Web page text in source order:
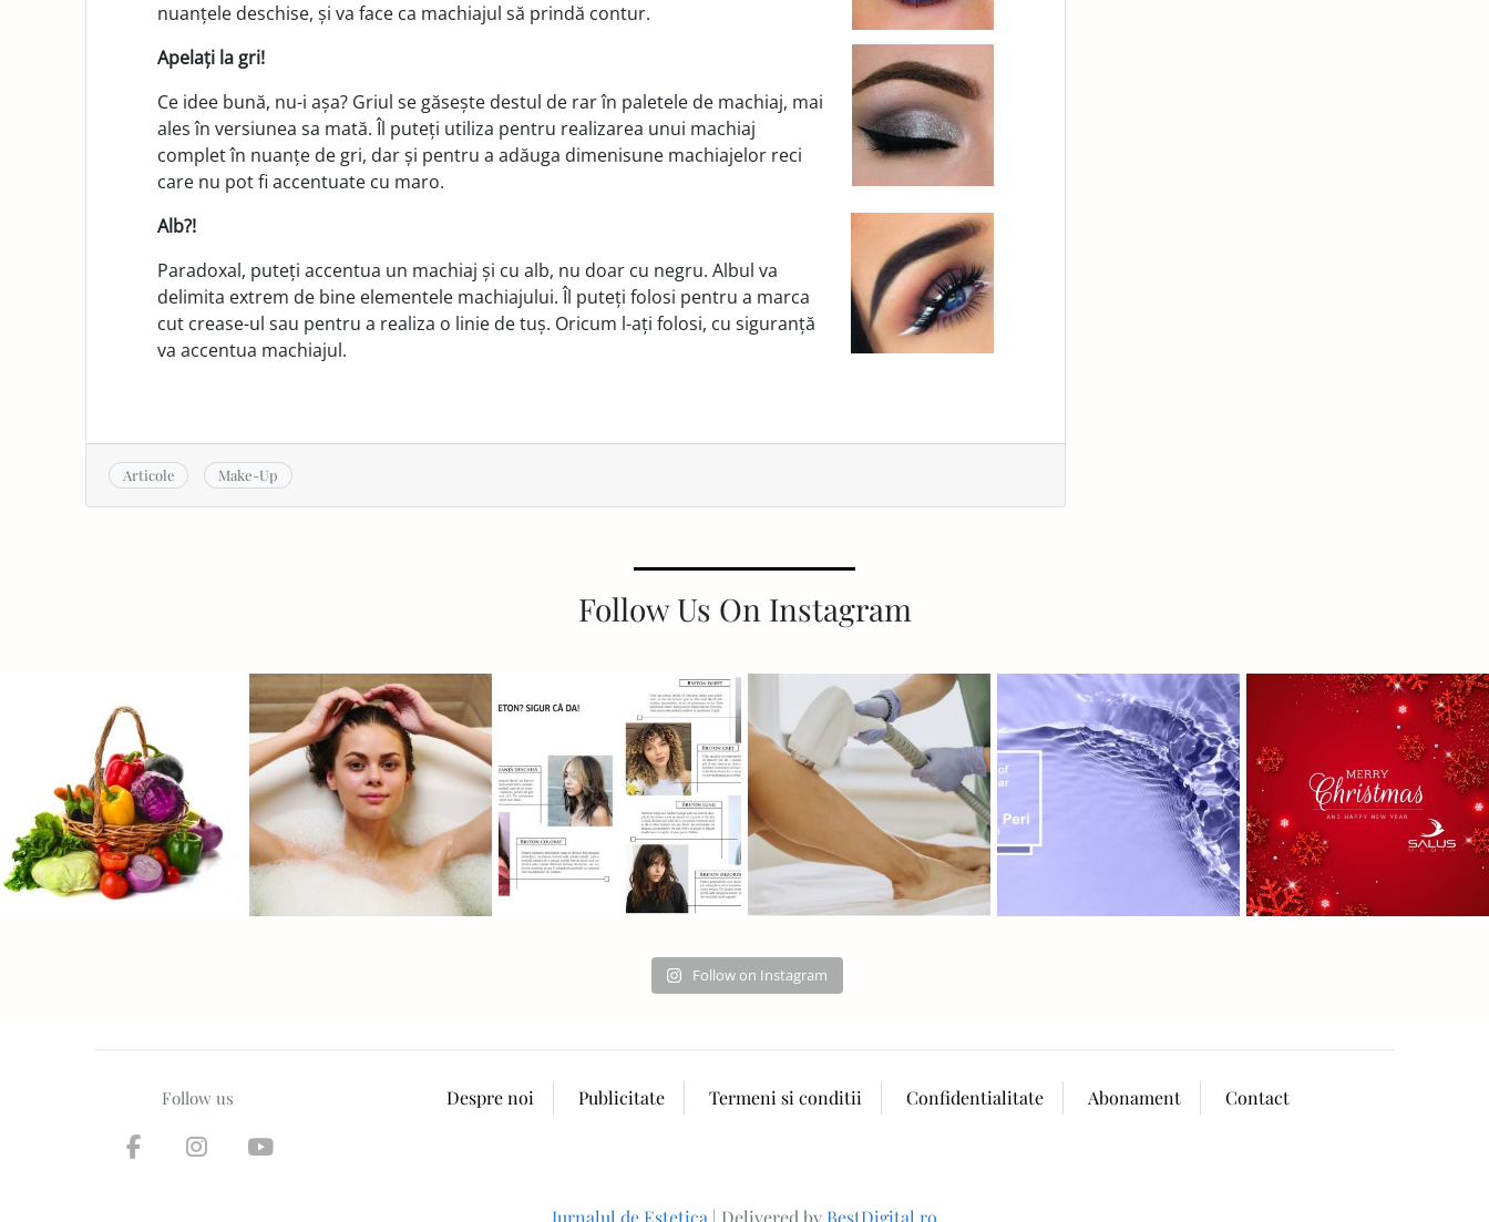
nuanțele des­chise, și va face ca machiajul să prindă contur.
Apelați la gri!
Ce idee bună, nu-i așa? Griul se găsește destul de rar în paletele de machiaj, mai
ales în versi­unea sa mată. Îl puteți utiliza pentru realiza­rea unui machiaj
complet în nuanțe de gri, dar și pentru a adăuga dimenisune machiajelor reci
care nu pot fi accentuate cu maro.
Alb?!
Paradoxal, puteți accentua un machiaj și cu alb, nu doar cu negru. Albul va
delimita extrem de bine elementele machiajului. Îl puteți folosi pentru a marca
cut crease-ul sau pentru a realiza o linie de tuș. Oricum l-ați folosi, cu siguranță
va accen­tua machiajul.
Articole Make-Up
Follow Us On Instagram
Follow on Instagram
Follow us Despre noi Publicitate Termeni si conditii Confidentialitate Abonament Contact
Jurnalul de Estetica Delivered by BestDigital.ro